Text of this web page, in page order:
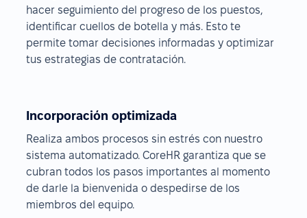
hacer seguimiento del progreso de los puestos,
identificar cuellos de botella y más. Esto te
permite tomar decisiones informadas y optimizar
tus estrategias de contratación.
Incorporación optimizada
Realiza ambos procesos sin estrés con nuestro
sistema automatizado. CoreHR garantiza que se
cubran todos los pasos importantes al momento
de darle la bienvenida o despedirse de los
miembros del equipo.